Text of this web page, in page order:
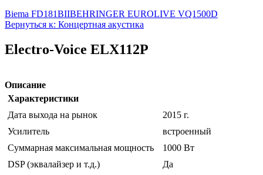
Biema FD181BIIBEHRINGER EUROLIVE VQ1500D
Вернуться к: Концертная акустика
Electro-Voice ELX112P
Описание
Характеристики
Дата выхода на рынок
2015 г.
Усилитель
встроенный
Суммарная максимальная мощность
1000 Вт
DSP (эквалайзер и т.д.)
Да